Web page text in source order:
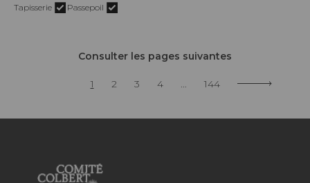
Tapisserie Passepoil
Consulter les pages suivantes
1 2 3 4 ... 144